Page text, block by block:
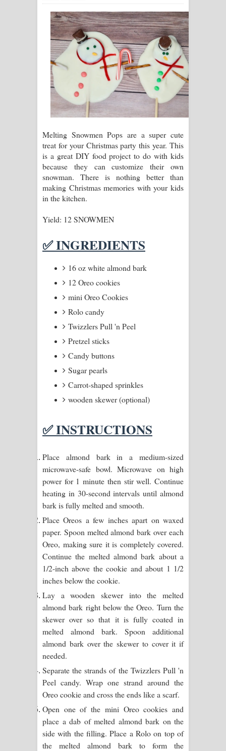
ගීතයේ පද පෙළ
Ras Balan Song Lyrics - රැස් බලන්
ගීතයේ පද පෙළ
Hoda sihiyen Song Lyrics - හොද
සිහියෙන් ගීතයේ පද පෙළ
Awanken Song Lyrics - අවංකෙන්
ගීතයේ පද පෙළ
Pa Sina Song Lyrics - පෑ සිනා ගීතයේ
පද පෙළ
Pemwanthiye Song Lyrics -
පෙම්වන්තියේ ගීතයේ පද පෙළ
Manobhawa Song Lyrics - මනෝභව
ගීතයේ පද පෙළ
Akahe Indala Song Lyrics - ආකාහේ
Raawaya Song Lyrics - රාවය ගීතයේ
Saddeta Denna Song Lyrics - සද්දෙට
දෙන්න ගීතයේ පද පෙළ
පෙළ
Aramuna Song Lyrics - අරමුණ ගීතයේ
Sandata Duka Hithila Song Lyrics -
සඳට දුක හිතිලා ගීතයේ පද පෙළ
Sihina Song Lyrics - සිහින ගීතයේ පද
පෙළ
Father Song Lyrics - ෆාදර් ගීතයේ පද
පෙළ
Dannawada Mawa Song Lyrics -
දන්නවාද මාව ගීතයේ පද පෙළ
NEENA Song Lyrics - නීනා ගීතයේ පද
පෙළ
Melting Snowmen Pops are a super cute
treat for your Christmas party this year. This
is a great DIY food project to do with kids
because they can customize their own
snowman. There is nothing better than
making Christmas memories with your kids
in the kitchen.
Yield: 12 SNOWMEN
✅ INGREDIENTS
16 oz white almond bark
12 Oreo cookies
mini Oreo Cookies
Rolo candy
Twizzlers Pull 'n Peel
Pretzel sticks
Candy buttons
Sugar pearls
Carrot-shaped sprinkles
wooden skewer (optional)
✅ INSTRUCTIONS
Place almond bark in a medium-sized
microwave-safe bowl. Microwave on high
power for 1 minute then stir well. Continue
heating in 30-second intervals until almond
bark is fully melted and smooth.
Place Oreos a few inches apart on waxed
paper. Spoon melted almond bark over each
Oreo, making sure it is completely covered.
Continue the melted almond bark about a
1/2-inch above the cookie and about 1 1/2
inches below the cookie.
Lay a wooden skewer into the melted
almond bark right below the Oreo. Turn the
skewer over so that it is fully coated in
melted almond bark. Spoon additional
almond bark over the skewer to cover it if
needed.
Separate the strands of the Twizzlers Pull 'n
Peel candy. Wrap one strand around the
Oreo cookie and cross the ends like a scarf.
Open one of the mini Oreo cookies and
place a dab of melted almond bark on the
side with the filling. Place a Rolo on top of
the melted almond bark to form the